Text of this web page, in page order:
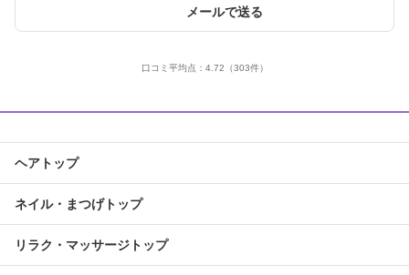
メールで送る
口コミ平均点： 4.72 （303件）
ヘアトップ
ネイル・まつげトップ
リラク・マッサージトップ